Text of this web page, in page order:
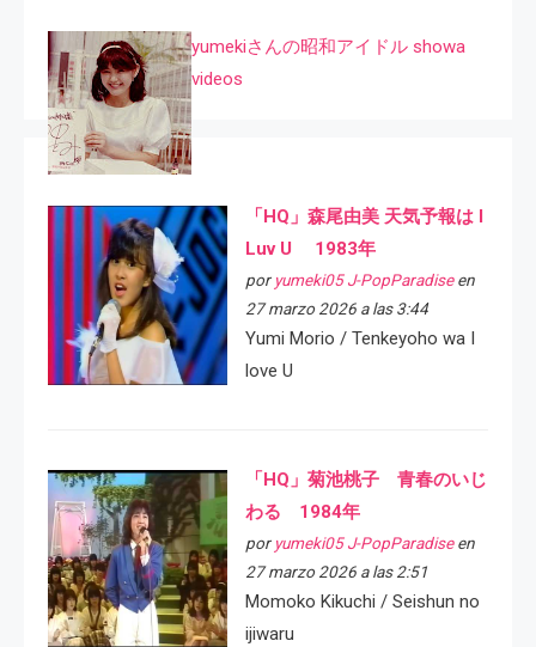
yumekiさんの昭和アイドル showa
videos
「HQ」森尾由美 天気予報は I
Luv U 1983年
por yumeki05 J-PopParadiseen
27 marzo 2026 a las 3:44
Yumi Morio / Tenkeyoho wa I
love U
「HQ」菊池桃子 青春のいじ
わる 1984年
por yumeki05 J-PopParadiseen
27 marzo 2026 a las 2:51
Momoko Kikuchi / Seishun no
ijiwaru